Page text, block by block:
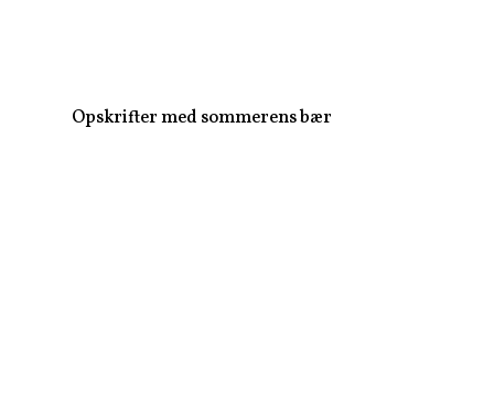
Opskrifter med sommerens bær